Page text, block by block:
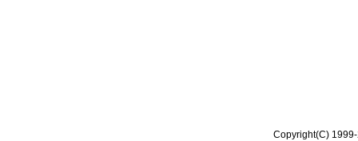
Copyright(C)